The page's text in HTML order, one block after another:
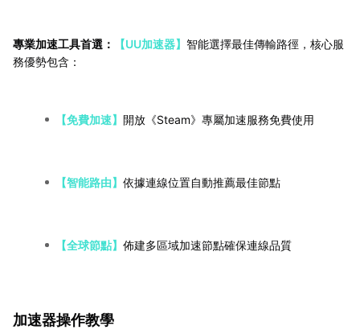
專業加速工具首選： 【UU加速器】 智能選擇最佳傳輸路徑，核心服
務優勢包含：
【免費加速】 開放《Steam》專屬加速服務免費使用
【智能路由】 依據連線位置自動推薦最佳節點
【全球節點】 佈建多區域加速節點確保連線品質
加速器操作教學